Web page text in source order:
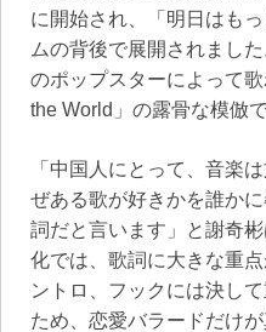
に開始され、「明日はも
ムの背後で展開されまし
のポップスターによって
the World」の露骨な模倣で
「中国人にとって、音楽
ぜある歌が好きかを誰か
詞だと言います」と謝奇
化では、歌詞に大きな重
ントロ、フックには決し
ため、恋愛バラードだけ